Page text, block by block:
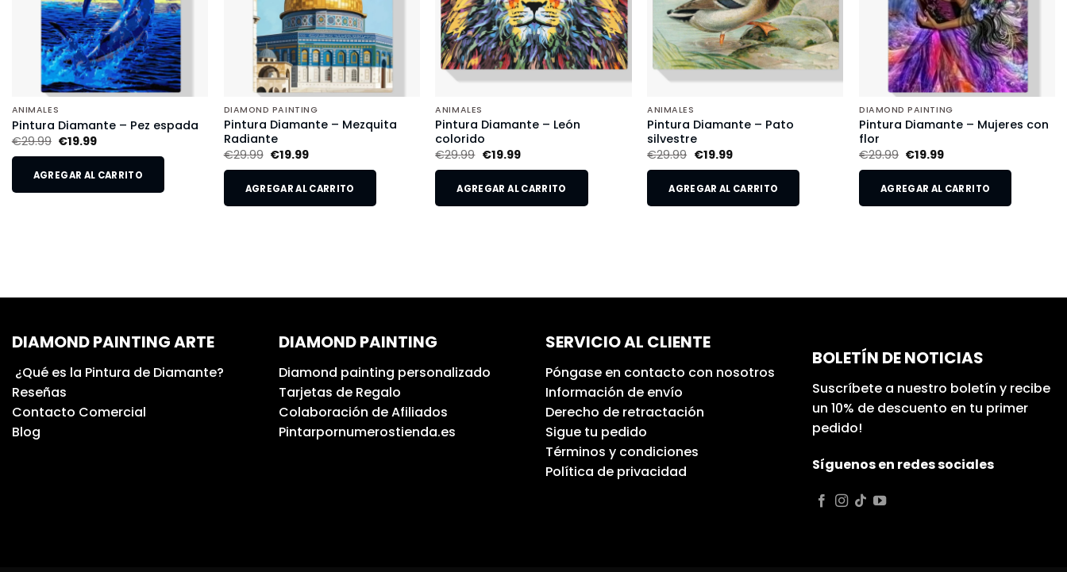
ANIMALES
Pintura Diamante – Pez espada
€29.99 €19.99
AGREGAR AL CARRITO
DIAMOND PAINTING
Pintura Diamante – Mezquita
Radiante
€29.99 €19.99
AGREGAR AL CARRITO
ANIMALES
Pintura Diamante – León
colorido
€29.99 €19.99
AGREGAR AL CARRITO
ANIMALES
Pintura Diamante – Pato
silvestre
€29.99 €19.99
AGREGAR AL CARRITO
DIAMOND PAINTING
Pintura Diamante – Mujeres con
flor
€29.99 €19.99
AGREGAR AL CARRITO
DIAMOND PAINTING ARTE
¿Qué es la Pintura de Diamante?
Reseñas
Contacto Comercial
Blog
DIAMOND PAINTING
Diamond painting personalizado
Tarjetas de Regalo
Colaboración de Afiliados
Pintarpornumerostienda.es
SERVICIO AL CLIENTE
Póngase en contacto con nosotros
Información de envío
Derecho de retractación
Sigue tu pedido
Términos y condiciones
Política de privacidad
BOLETÍN DE NOTICIAS
Suscríbete a nuestro boletín y recibe
un 10% de descuento en tu primer
pedido!
Síguenos en redes sociales